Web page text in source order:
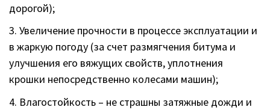
дорогой);
3. Увеличение прочности в процессе эксплуатации и
в жаркую погоду (за счет размягчения битума и
улучшения его вяжущих свойств, уплотнения
крошки непосредственно колесами машин);
4. Влагостойкость – не страшны затяжные дожди и